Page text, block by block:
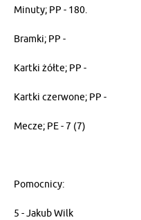
Minuty; PP - 180.
Bramki; PP -
Kartki żółte; PP -
Kartki czerwone; PP -
Mecze; PE - 7 (7)
Pomocnicy:
5 - Jakub Wilk